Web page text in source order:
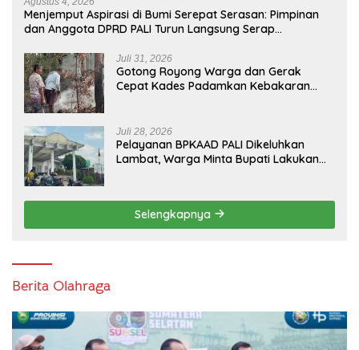
Menjemput Aspirasi di Bumi Serepat Serasan: Pimpinan
dan Anggota DPRD PALI Turun Langsung Serap
Juli 31, 2026
Gotong Royong Warga dan Gerak
Cepat Kades Padamkan Kebakaran
Juli 28, 2026
Pelayanan BPKAAD PALI Dikeluhkan
Lambat, Warga Minta Bupati Lakukan
Selengkapnya
Berita Olahraga